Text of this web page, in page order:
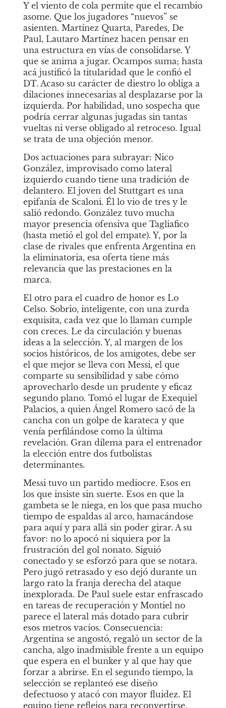
Y el viento de cola permite que el recambio
asome. Que los jugadores “nuevos” se
asienten. Martínez Quarta, Paredes, De
Paul, Lautaro Martínez hacen pensar en
una estructura en vías de consolidarse. Y
que se anima a jugar. Ocampos suma; hasta
acá justificó la titularidad que le confió el
DT. Acaso su carácter de diestro lo obliga a
dilaciones innecesarias al desplazarse por la
izquierda. Por habilidad, uno sospecha que
podría cerrar algunas jugadas sin tantas
vueltas ni verse obligado al retroceso. Igual
se trata de una objeción menor.
Dos actuaciones para subrayar: Nico
González, improvisado como lateral
izquierdo cuando tiene una tradición de
delantero. El joven del Stuttgart es una
epifanía de Scaloni. Él lo vio de tres y le
salió redondo. González tuvo mucha
mayor presencia ofensiva que Tagliafico
(hasta metió el gol del empate). Y, por la
clase de rivales que enfrenta Argentina en
la eliminatoria, esa oferta tiene más
relevancia que las prestaciones en la
marca.
El otro para el cuadro de honor es Lo
Celso. Sobrio, inteligente, con una zurda
exquisita, cada vez que lo llaman cumple
con creces. Le da circulación y buenas
ideas a la selección. Y, al margen de los
socios históricos, de los amigotes, debe ser
el que mejor se lleva con Messi, el que
comparte su sensibilidad y sabe cómo
aprovecharlo desde un prudente y eficaz
segundo plano. Tomó el lugar de Exequiel
Palacios, a quien Ángel Romero sacó de la
cancha con un golpe de karateca y que
venía perfilándose como la última
revelación. Gran dilema para el entrenador
la elección entre dos futbolistas
determinantes.
Messi tuvo un partido mediocre. Esos en
los que insiste sin suerte. Esos en que la
gambeta se le niega, en los que pasa mucho
tiempo de espaldas al arco, hamacándose
para aquí y para allá sin poder girar. A su
favor: no lo apocó ni siquiera por la
frustración del gol nonato. Siguió
conectado y se esforzó para que se notara.
Pero jugó retrasado y eso dejó durante un
largo rato la franja derecha del ataque
inexplorada. De Paul suele estar enfrascado
en tareas de recuperación y Montiel no
parece el lateral más dotado para cubrir
esos metros vacíos. Consecuencia:
Argentina se angostó, regaló un sector de la
cancha, algo inadmisible frente a un equipo
que espera en el bunker y al que hay que
forzar a abrirse. En el segundo tiempo, la
selección se replanteó ese diseño
defectuoso y atacó con mayor fluidez. El
equipo tiene reflejos para reconvertirse.